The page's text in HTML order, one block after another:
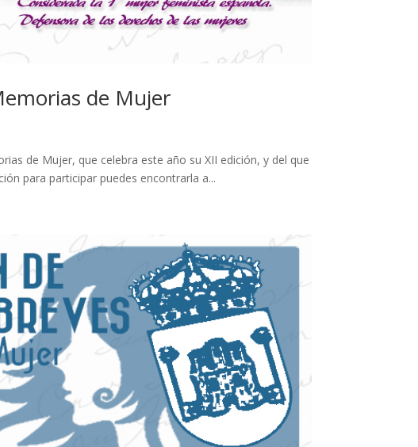
de Mujer
de Mujer, que celebra este año su XII edición, y del que
para participar puedes encontrarla a...